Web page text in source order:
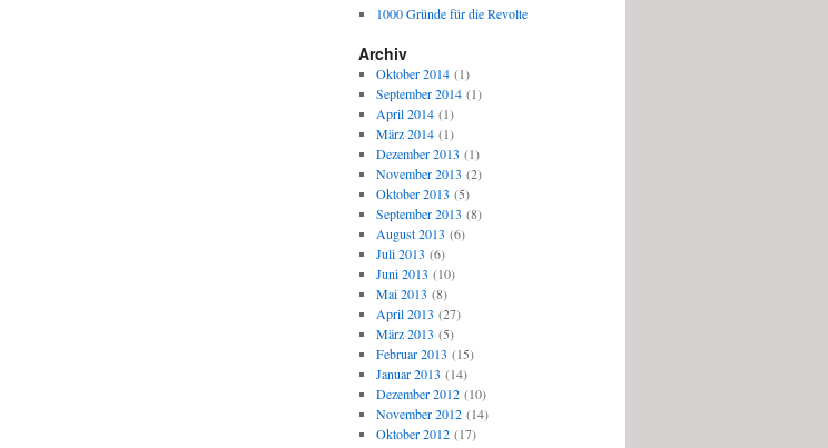
1000 Gründe für die Revolte
Archiv
Oktober 2014(1)
September 2014(1)
April 2014(1)
März 2014(1)
Dezember 2013 (1)
November 2013 (2)
Oktober 2013 (5)
September 2013 (8)
August 2013 (6)
Juli 2013 (6)
Juni 2013 (10)
Mai 2013 (8)
April 2013 (27)
März 2013 (5)
Februar 2013 (15)
Januar 2013 (14)
Dezember 2012(10)
November 2012(14)
Oktober 2012(17)